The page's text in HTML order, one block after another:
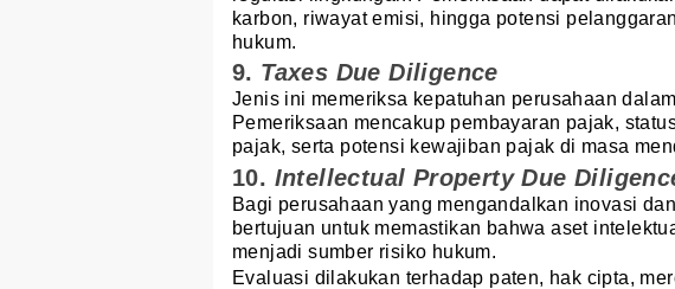
karbon, riwayat emisi, hingga potensi
hukum.
9. Taxes Due Diligence
Jenis ini memeriksa kepatuhan perusahaan
Pemeriksaan mencakup pembayaran pajak,
pajak, serta potensi kewajiban pajak di masa
10. Intellectual Property Due
Bagi perusahaan yang mengandalkan inovasi
bertujuan untuk memastikan bahwa aset
menjadi sumber risiko hukum.
Evaluasi dilakukan terhadap paten, hak cipta,